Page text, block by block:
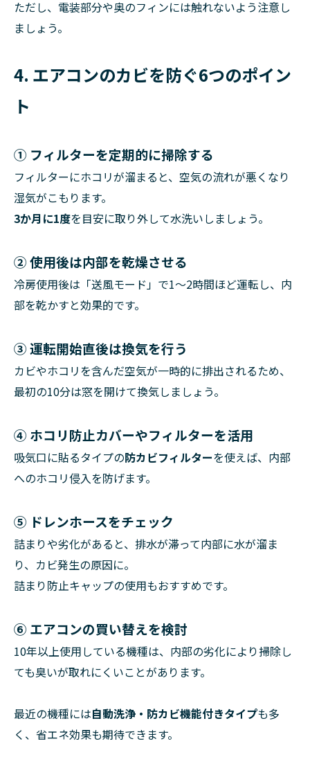
ただし、電装部分や奥のフィンには触れないよう注意し
ましょう。
4. エアコンのカビを防ぐ6つのポイン
ト
① フィルターを定期的に掃除する
フィルターにホコリが溜まると、空気の流れが悪くなり
湿気がこもります。
3か月に1度を目安に取り外して水洗いしましょう。
② 使用後は内部を乾燥させる
冷房使用後は「送風モード」で1〜2時間ほど運転し、内
部を乾かすと効果的です。
③ 運転開始直後は換気を行う
カビやホコリを含んだ空気が一時的に排出されるため、
最初の10分は窓を開けて換気しましょう。
④ ホコリ防止カバーやフィルターを活用
吸気口に貼るタイプの防カビフィルターを使えば、内部
へのホコリ侵入を防げます。
⑤ ドレンホースをチェック
詰まりや劣化があると、排水が滞って内部に水が溜ま
り、カビ発生の原因に。
詰まり防止キャップの使用もおすすめです。
⑥ エアコンの買い替えを検討
10年以上使用している機種は、内部の劣化により掃除し
ても臭いが取れにくいことがあります。
最近の機種には自動洗浄・防カビ機能付きタイプも多
く、省エネ効果も期待できます。